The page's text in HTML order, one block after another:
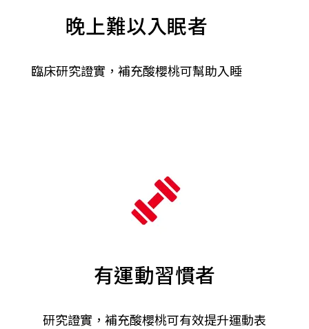
晚上難以入眠者
臨床研究證實，補充酸櫻桃可幫助入睡
有運動習慣者
研究證實，補充酸櫻桃可有效提升運動表